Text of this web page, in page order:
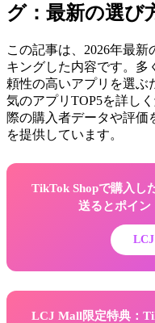
グ：最新の選び
この記事は、2026年最
キングした内容です。多
頼性の高いアプリを選ぶ
気のアプリTOP5を詳し
際の購入者データや評価
を提供しています。
TikTok Shopで購入し
送るとポイン
LCJ Mall限定特典：